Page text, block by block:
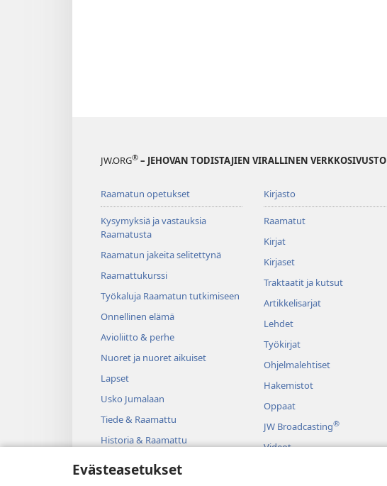
Evästeasetukset
JW.ORG® – JEHOVAN TODISTAJIEN VIRALLINEN VERKKOSIVUSTO
Raamatun opetukset
Kysymyksiä ja vastauksia
Raamatusta
Raamatun jakeita selitettynä
Raamattukurssi
Työkaluja Raamatun tutkimiseen
Onnellinen elämä
Avioliitto & perhe
Nuoret ja nuoret aikuiset
Lapset
Usko Jumalaan
Tiede & Raamattu
Historia & Raamattu
Kirjasto
Raamatut
Kirjat
Kirjaset
Traktaatit ja kutsut
Artikkelisarjat
Lehdet
Työkirjat
Ohjelmalehtiset
Hakemistot
Oppaat
JW Broadcasting®
Videot